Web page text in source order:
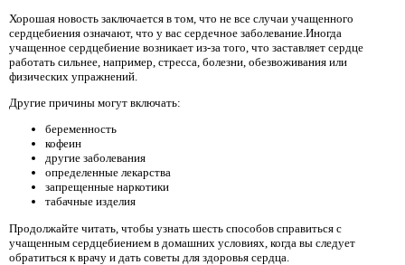
Хорошая новость заключается в том, что не все случаи учащенного
сердцебиения означают, что у вас сердечное заболевание.Иногда
учащенное сердцебиение возникает из-за того, что заставляет сердце
работать сильнее, например, стресса, болезни, обезвоживания или
физических упражнений.
Другие причины могут включать:
беременность
кофеин
другие заболевания
определенные лекарства
запрещенные наркотики
табачные изделия
Продолжайте читать, чтобы узнать шесть способов справиться с
учащенным сердцебиением в домашних условиях, когда вы следует
обратиться к врачу и дать советы для здоровья сердца.